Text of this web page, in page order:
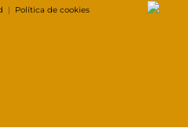
| Política de cookies